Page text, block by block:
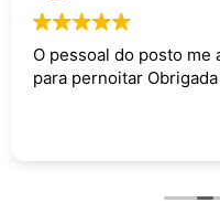
O pessoal do posto
para pernoitar Obrigada